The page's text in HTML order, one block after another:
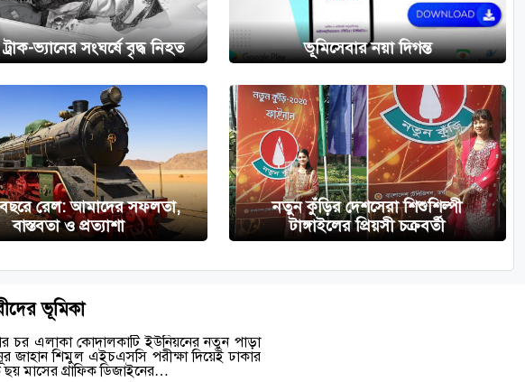
ভ্যানের সংঘর্ষে বৃদ্ধ নিহত ভূমিসেবার নয়া দিগন্ত
রেল: আমাদের সফলতা,
বাস্তবতা ও প্রত্যাশা
নতুন কুঁড়ির দেশসেরা শিশুশিল্পী
টাঙ্গাইলের প্রিয়সী চক্রবর্তী
ভূমিকা
চর এলাকা কোদালকাটি ইউনিয়নের নতুন পাড়া
নূর জাহান শিমুল এইচএসসি পরীক্ষা দিয়েই ঢাকার
মাসের গ্রাফিক ডিজাইনের…